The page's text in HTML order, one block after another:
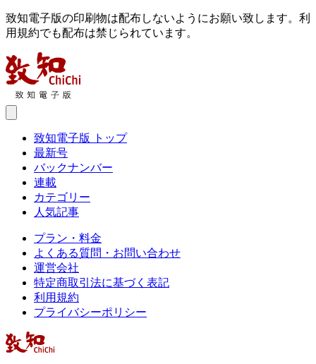
致知電子版の印刷物は配布しないようにお願い致します。利
用規約でも配布は禁じられています。
致知電子版 トップ
最新号
バックナンバー
連載
カテゴリー
人気記事
プラン・料金
よくある質問・お問い合わせ
運営会社
特定商取引法に基づく表記
利用規約
プライバシーポリシー